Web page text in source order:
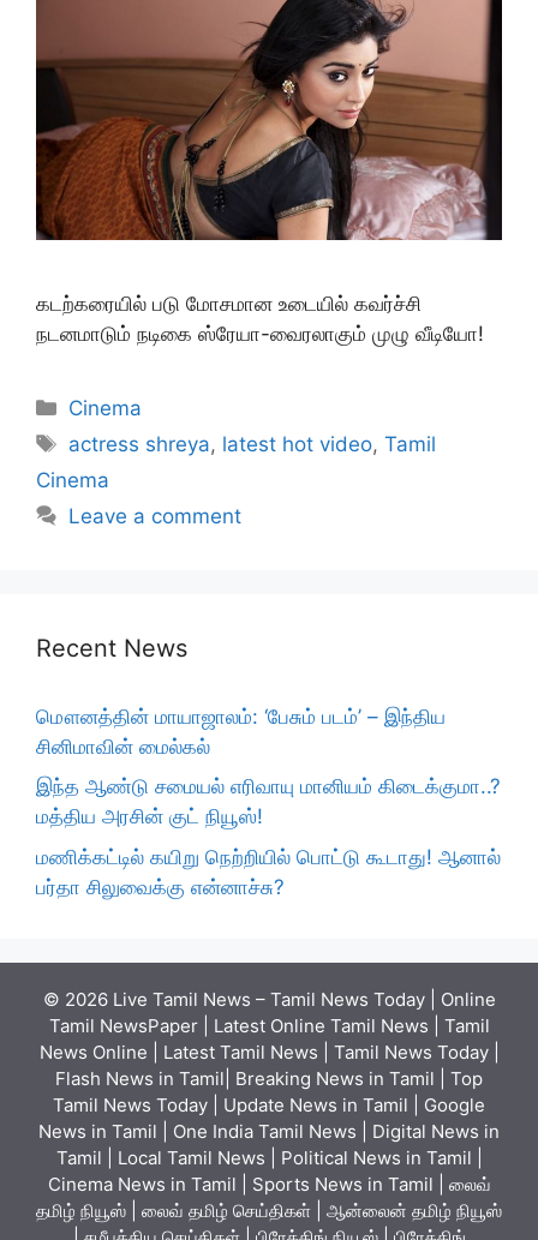
கடற்கரையில் படு மோசமான உடையில் கவர்ச்சி
நடனமாடும் நடிகை ஸ்ரேயா-வைரலாகும் முழு வீடியோ!
Categories
Cinema
Tags
actress shreya, latest hot video,Tamil
Cinema
Leave a comment
Recent News
மௌனத்தின் மாயாஜாலம்: ‘பேசும் படம்’ – இந்திய
சினிமாவின் மைல்கல்
இந்த ஆண்டு சமையல் எரிவாயு மானியம் கிடைக்குமா..?
மத்திய அரசின் குட் நியூஸ்!
மணிக்கட்டில் கயிறு நெற்றியில் பொட்டு கூடாது! ஆனால்
பர்தா சிலுவைக்கு என்னாச்சு?
© 2026 Live Tamil News – Tamil News Today | Online
Tamil NewsPaper | Latest Online Tamil News | Tamil
News Online | Latest Tamil News | Tamil News Today |
Flash News in Tamil| Breaking News in Tamil | Top
Tamil News Today | Update News in Tamil | Google
News in Tamil | One India Tamil News | Digital News in
Tamil | Local Tamil News | Political News in Tamil |
Cinema News in Tamil | Sports News in Tamil | லைவ்
தமிழ் நியூஸ் | லைவ் தமிழ் செய்திகள் | ஆன்லைன் தமிழ் நியூஸ்